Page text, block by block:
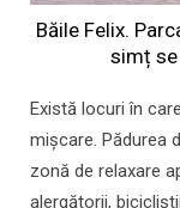
Băile Felix.
simț
Există locuri în
mișcare. Pădurea
zonă de relaxare
alergătorii,